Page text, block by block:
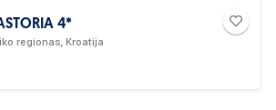
4*
regionas, Kroatija